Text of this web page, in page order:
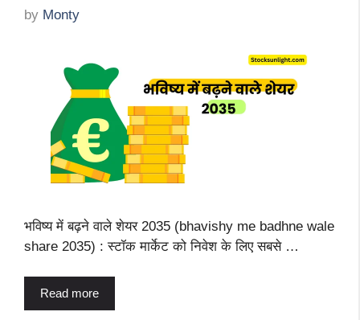
by Monty
भविष्य में बढ़ने वाले शेयर 2035 (bhavishy me badhne wale
share 2035) : स्टॉक मार्केट को निवेश के लिए सबसे …
Read more